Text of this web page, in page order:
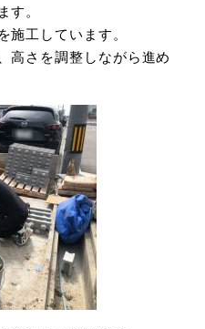
。
施工しています。
高さを調整しながら進め